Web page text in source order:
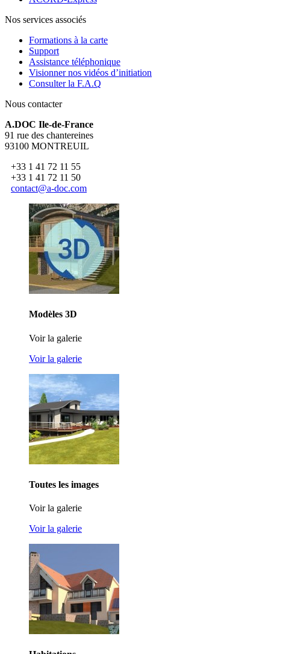
Nos services associés
Formations à la carte
Support
Assistance téléphonique
Visionner nos vidéos d’initiation
Consulter la F.A.Q
Nous contacter
A.DOC Ile-de-France
91 rue des chantereines
93100 MONTREUIL
+33 1 41 72 11 55
+33 1 41 72 11 50
contact@a-doc.com
Modèles 3D
Voir la galerie
Voir la galerie
Toutes les images
Voir la galerie
Voir la galerie